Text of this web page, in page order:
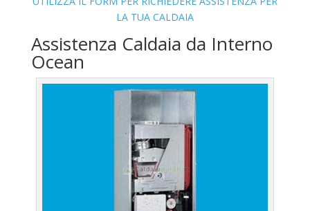
LA TUA CALDAIA
Assistenza Caldaia da Interno
Ocean